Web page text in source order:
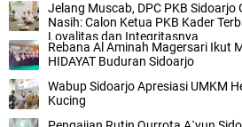
Jelang Muscab, DPC PKB
Nasih: Calon Ketua PKB Kader
Loyalitas dan Integritasnya
Rebana Al Aminah Magersari Ikut
HIDAYAT Buduran Sidoarjo
Wabup Sidoarjo Apresiasi UMKM
Kucing